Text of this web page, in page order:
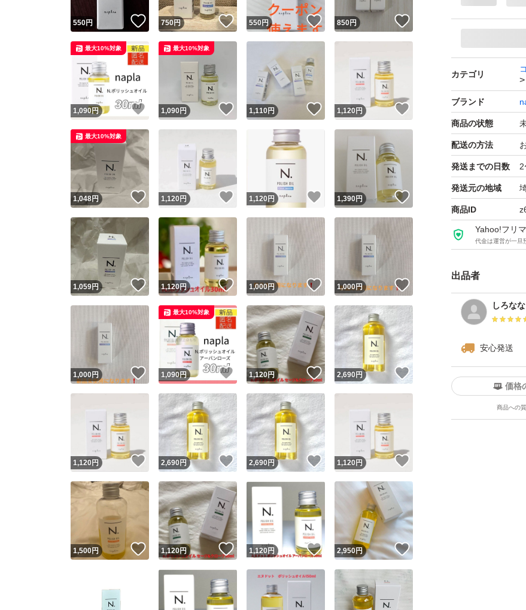
カテゴリ
ブランド
商品の状態
配送の方法
発送までの日数
発送元の地域
商品ID
Yahoo!フリ
代金は運営が一旦
出品者
しろなな
安心発送
ユーザーの実績について
Yahoo!フリマが定めた一定の基準を満たしたユーザーにバッジを付与していま
安心取引出品者
価格
商品への
この商品の情報をコピーします
550円 いいね！
750円 いいね！
550円 いいね！
850円
1,090円 いいね！
最大10%対象
1,090円 いいね！
最大10%対象
1,110円 いいね！
1,120円
1,048円 いいね！
最大10%対象
1,120 円 いいね！
1,120 円 いいね！
1,390円
1,059円 いいね！
1,120円 いいね！
1,000円 いいね！
1,000円
1,000円 いいね！
1,090円 いいね！
最大10%対象
1,120円 いいね！
2,690円 いいね！
1,120円 いいね！
2,690円 いいね！
2,690円 いいね！
1,120円
1,500円 いいね！
1,120円 いいね！
1,120 円 いいね！
2,950円 いいね！